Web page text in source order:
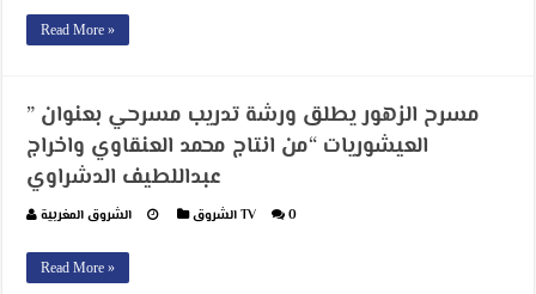
Read More »
مسرح الزهور يطلق ورشة تدريب مسرحي بعنوان ”
العيشوريات “من انتاج محمد العنقاوي واخراج
عبداللطيف الدشراوي
الشروق المغربية الشروق TV 0
Read More »